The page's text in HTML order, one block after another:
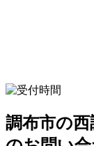
調布市の